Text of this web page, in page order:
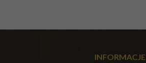
INFORMACJE